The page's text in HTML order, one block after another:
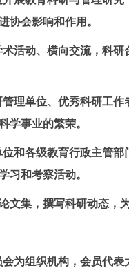
协会影响和作用。
活动、横向交流，科
理单位、优秀科研工
学事业的繁荣。
和各级教育行政主管
习和考察活动。
文集，撰写科研动态，
为组织机构，会员代